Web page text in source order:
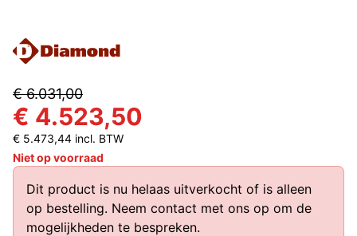
€ 6.031,00
€ 4.523,50
€ 5.473,44 incl. BTW
Niet op voorraad
Dit product is nu helaas uitverkocht of is alleen
op bestelling. Neem contact met ons op om de
mogelijkheden te bespreken.